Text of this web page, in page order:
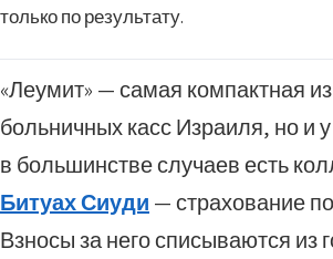
только по результату.
«Леумит» — самая компактная
больничных касс Израиля, но и
в большинстве случаев есть
Битуах Сиуди — страхование
Взносы за него списываются из